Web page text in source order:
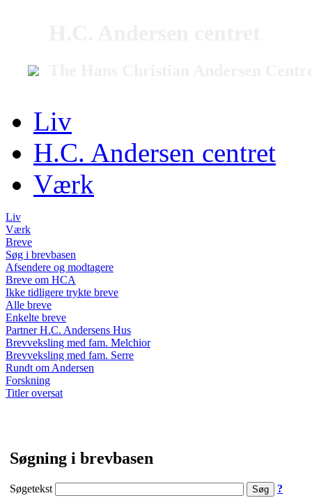
Liv
H.C. Andersen centret
Værk
Liv
Værk
Breve
Søg i brevbasen
Afsendere og modtagere
Breve om HCA
Ikke tidligere trykte breve
Alle breve
Enkelte breve
Partner H.C. Andersens Hus
Brevveksling med fam. Melchior
Brevveksling med fam. Serre
Rundt om Andersen
Forskning
Titler oversat
Søgning i brevbasen
Søgetekst ?